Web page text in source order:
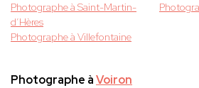
Photographe à Saint-Martin-
d’Hères
Photographe à Villefontaine
Photographe àVoiron